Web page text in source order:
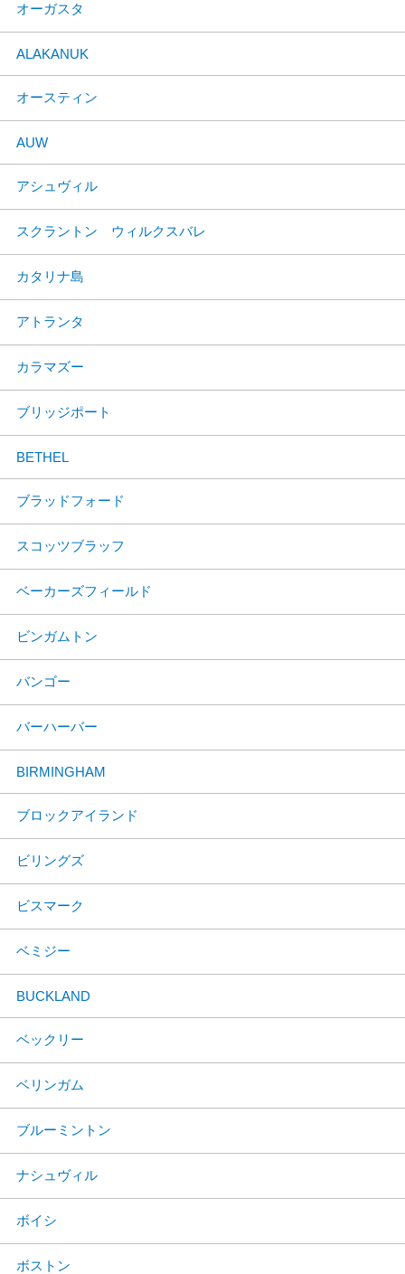
オーガスタ
ALAKANUK
オースティン
AUW
アシュヴィル
スクラントン ウィルクスバレ
カタリナ島
アトランタ
カラマズー
ブリッジポート
BETHEL
ブラッドフォード
スコッツブラッフ
ベーカーズフィールド
ビンガムトン
バンゴー
バーハーバー
BIRMINGHAM
ブロックアイランド
ビリングズ
ビスマーク
ベミジー
BUCKLAND
ベックリー
ベリンガム
ブルーミントン
ナシュヴィル
ボイシ
ボストン